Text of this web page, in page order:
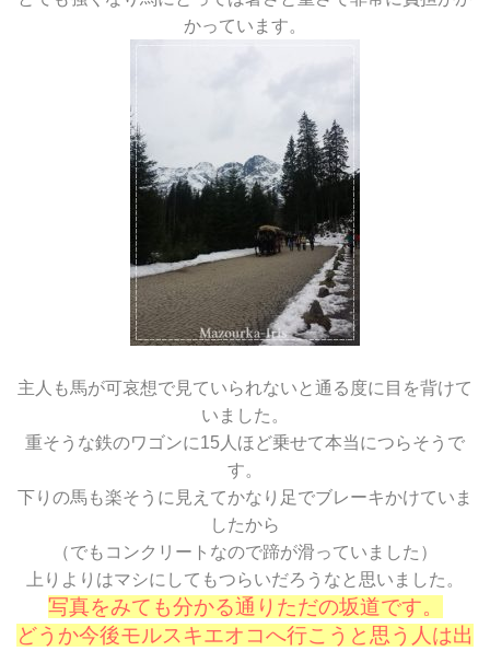
かっています。
主人も馬が可哀想で見ていられないと通る度に目を背けて
いました。
重そうな鉄のワゴンに15人ほど乗せて本当につらそうで
す。
下りの馬も楽そうに見えてかなり足でブレーキかけていま
したから
（でもコンクリートなので蹄が滑っていました）
上りよりはマシにしてもつらいだろうなと思いました。
写真をみても分かる通りただの坂道です。
どうか今後モルスキエオコへ行こうと思う人は出